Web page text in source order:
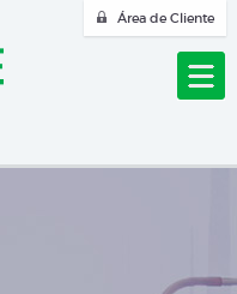
Área de Cliente